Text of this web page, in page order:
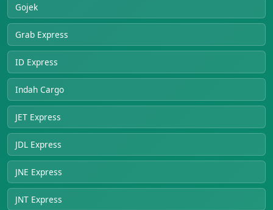
Gojek
Grab Express
ID Express
Indah Cargo
JET Express
JDL Express
JNE Express
JNT Express